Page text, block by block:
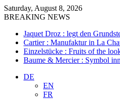
Saturday, August 8, 2026
BREAKING NEWS
Jaquet Droz : legt den
Cartier : Manufaktur in La
Einzelstücke : Fruits of the
Baume & Mercier : Symbol
DE
EN
FR